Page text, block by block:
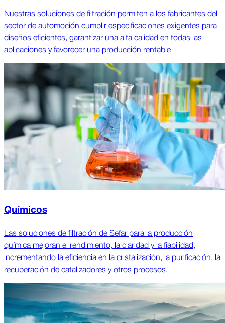
Nuestras soluciones de filtración permiten a los fabricantes del
sector de automoción cumplir especificaciones exigentes para
diseños eficientes, garantizar una alta calidad en todas las
aplicaciones y favorecer una producción rentable
Químicos
Las soluciones de filtración de Sefar para la producción
química mejoran el rendimiento, la claridad y la fiabilidad,
incrementando la eficiencia en la cristalización, la purificación, la
recuperación de catalizadores y otros procesos.